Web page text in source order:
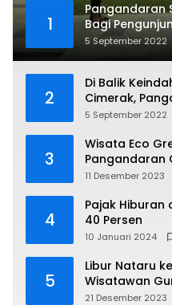
1
Pangandaran
Bagi
5 September 2022
2
Di Balik
Cimerak,
5 September 2022
3
Wisata Eco
Pangandaran
11 Desember 2023
4
Pajak Hiburan
40 Persen
10 Januari 2024
5
Libur Nataru
Wisatawan
21 Desember 2023